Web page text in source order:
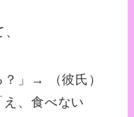
？」→ （彼氏）
、食べない